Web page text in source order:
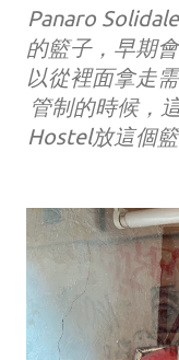
Panaro
的籃子，早期
以從裡面拿走
管制的時候，
Hostel放這個